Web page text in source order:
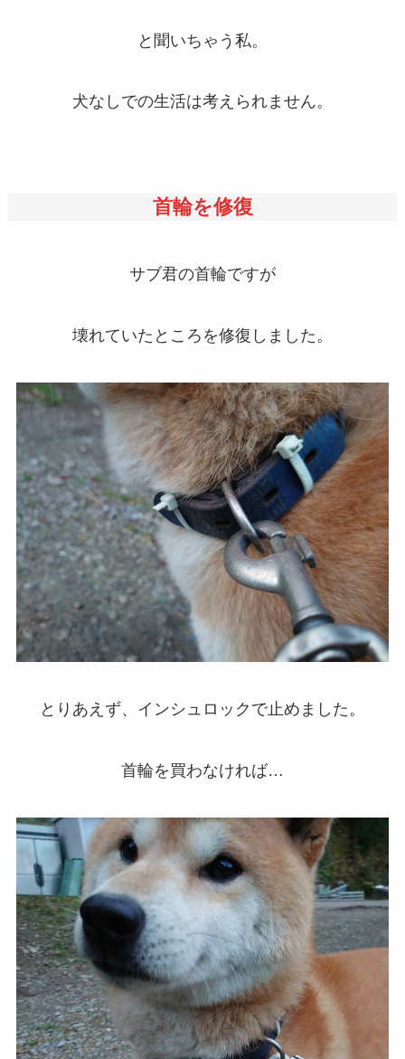
と聞いちゃう私。
犬なしでの生活は考えられません。
首輪を修復
サブ君の首輪ですが
壊れていたところを修復しました。
とりあえず、インシュロックで止めました。
首輪を買わなければ…